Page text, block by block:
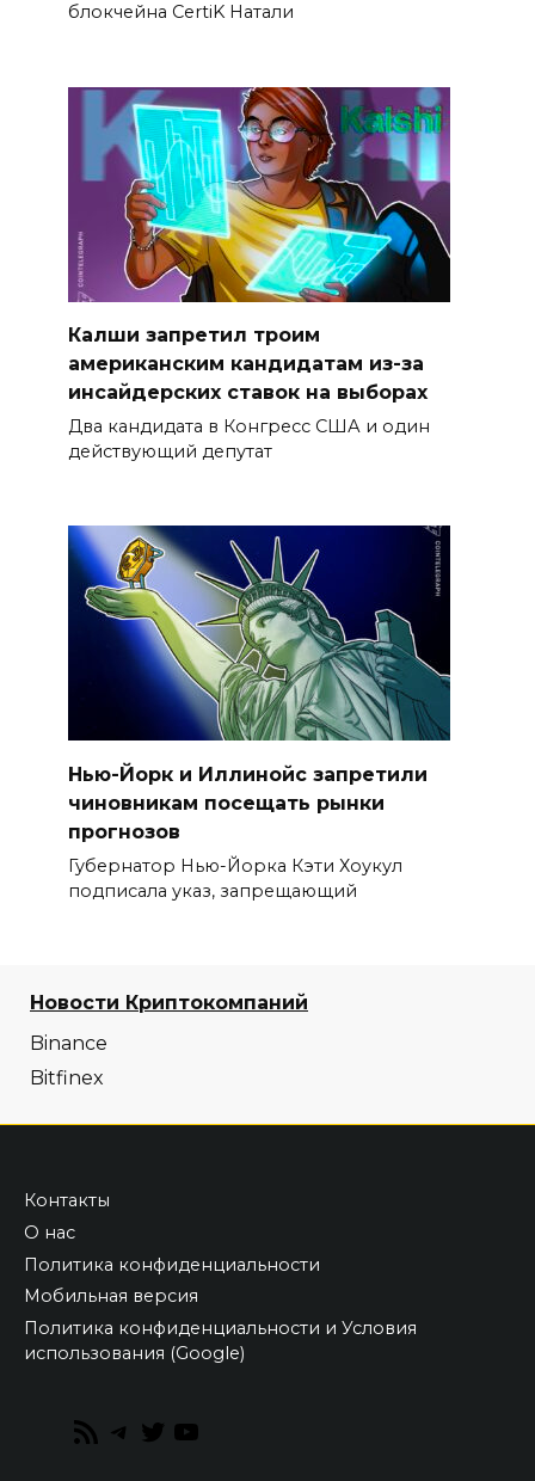
блокчейна CertiK Натали
Калши запретил троим
американским кандидатам из-за
инсайдерских ставок на выборах
Два кандидата в Конгресс США и один
действующий депутат
Нью-Йорк и Иллинойс запретили
чиновникам посещать рынки
прогнозов
Губернатор Нью-Йорка Кэти Хоукул
подписала указ, запрещающий
Новости Криптокомпаний
Binance
Bitfinex
Контакты
О нас
Политика конфиденциальности
Мобильная версия
Политика конфиденциальности и Условия
использования (Google)
RSS
Telegram
Twitter